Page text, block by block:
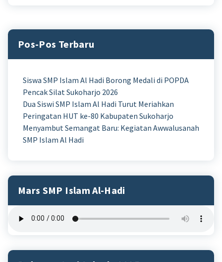
Pos-Pos Terbaru
Siswa SMP Islam Al Hadi Borong Medali di POPDA
Pencak Silat Sukoharjo 2026
Dua Siswi SMP Islam Al Hadi Turut Meriahkan
Peringatan HUT ke-80 Kabupaten Sukoharjo
Menyambut Semangat Baru: Kegiatan Awwalusanah
SMP Islam Al Hadi
Mars SMP Islam Al-Hadi